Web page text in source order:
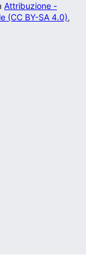
Attribuzione -
(CC BY-SA 4.0),